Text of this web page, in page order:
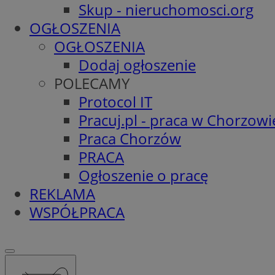
Skup - nieruchomosci.org
OGŁOSZENIA
OGŁOSZENIA
Dodaj ogłoszenie
POLECAMY
Protocol IT
Pracuj.pl - praca w
Praca Chorzów
PRACA
Ogłoszenie o pracę
REKLAMA
WSPÓŁPRACA